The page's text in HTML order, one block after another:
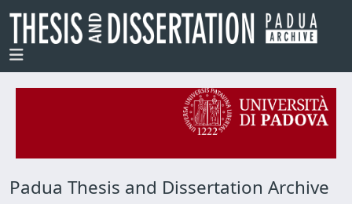
Padua Thesis and Dissertation Archive